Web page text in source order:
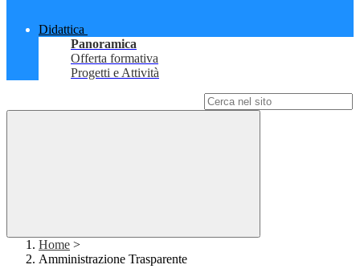
Didattica
Panoramica
Offerta formativa
Progetti e Attività
Home >
Amministrazione Trasparente